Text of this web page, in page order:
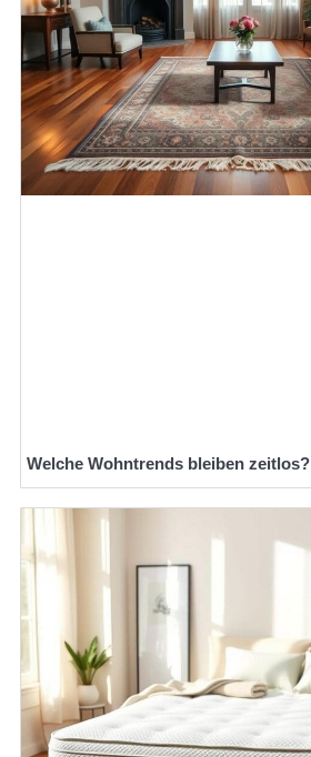
Welche Wohntrends bleiben zeitlos?